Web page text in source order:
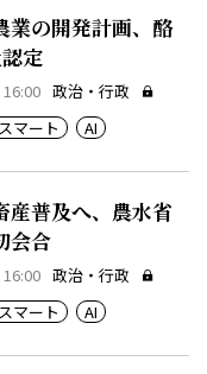
業の開発計画、酪
定
政治・行政
マート
AI
産普及へ、農水省
会合
政治・行政
マート
AI